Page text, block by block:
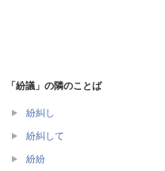
「紛議」の隣のことば
紛糾し
紛糾して
紛紛